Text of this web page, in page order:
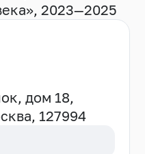
2023—2025
дом 18,
127994